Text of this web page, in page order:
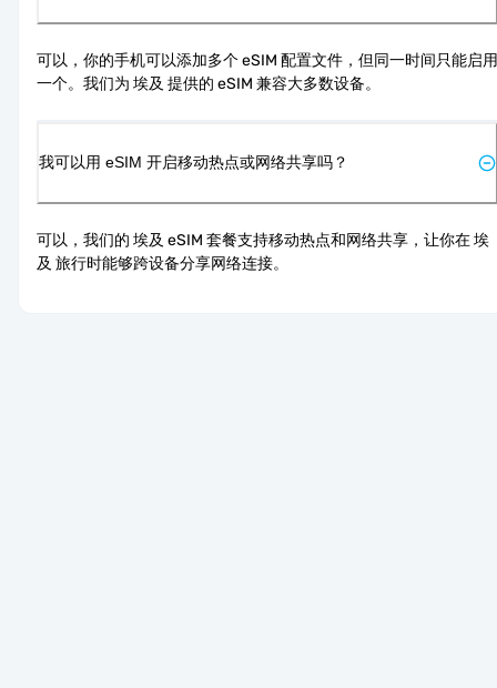
可以，你的手机可以添加多个 eSIM 配置文件，但同一时间只能启用
一个。我们为 埃及 提供的 eSIM 兼容大多数设备。
我可以用 eSIM 开启移动热点或网络共享吗？
可以，我们的 埃及 eSIM 套餐支持移动热点和网络共享，让你在 埃
及 旅行时能够跨设备分享网络连接。